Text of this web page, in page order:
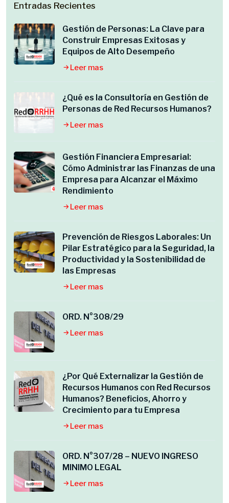
Entradas Recientes
Gestión de Personas: La Clave para
Construir Empresas Exitosas y
Equipos de Alto Desempeño
Leer mas
¿Qué es la Consultoría en Gestión de
Personas de Red Recursos Humanos?
Leer mas
Gestión Financiera Empresarial:
Cómo Administrar las Finanzas de una
Empresa para Alcanzar el Máximo
Rendimiento
Leer mas
Prevención de Riesgos Laborales: Un
Pilar Estratégico para la Seguridad, la
Productividad y la Sostenibilidad de
las Empresas
Leer mas
ORD. N°308/29
Leer mas
¿Por Qué Externalizar la Gestión de
Recursos Humanos con Red Recursos
Humanos? Beneficios, Ahorro y
Crecimiento para tu Empresa
Leer mas
ORD. N°307/28 – NUEVO INGRESO
MINIMO LEGAL
Leer mas